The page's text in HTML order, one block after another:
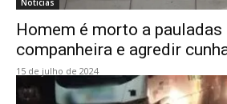
Noticias
Homem é morto a pauladas
companheira e agredir
15 de julho de 2024